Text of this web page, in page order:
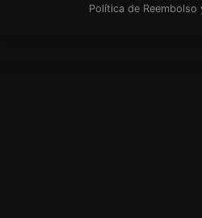
Política de Reembolso